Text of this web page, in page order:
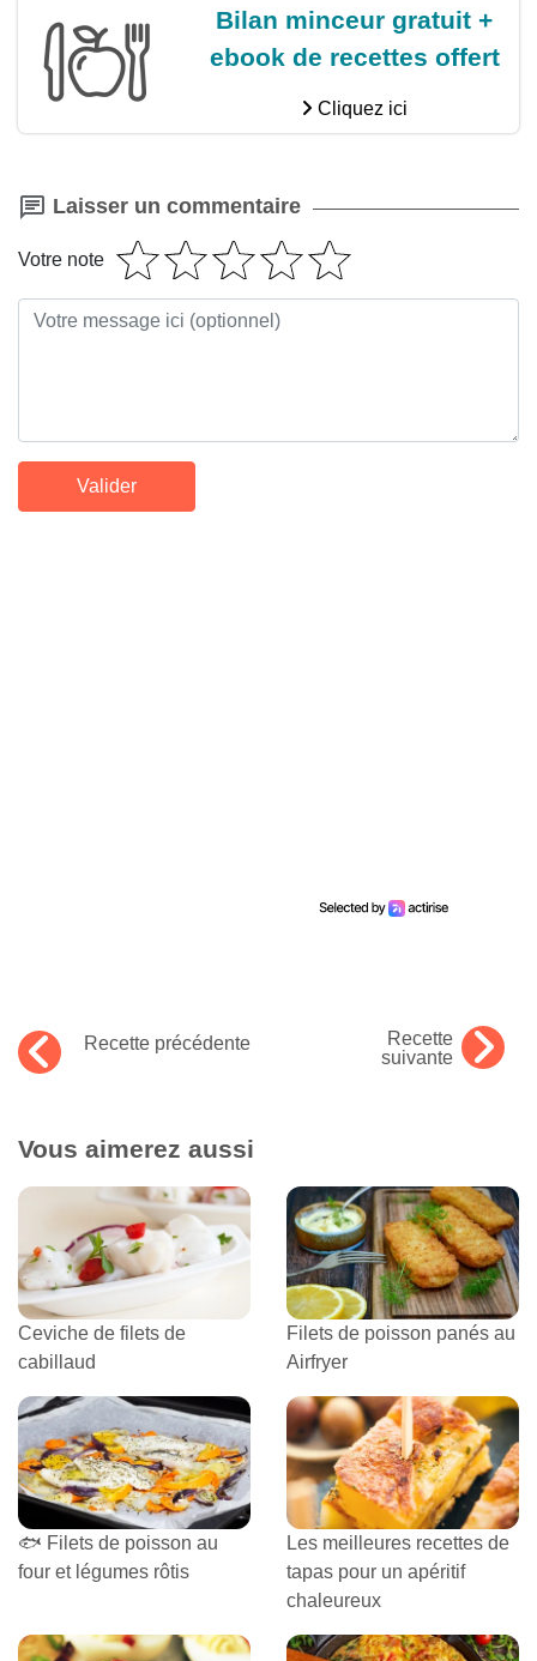
Bilan minceur gratuit +
ebook de recettes offert
Cliquez ici
Laisser un commentaire
Votre note
Recette précédente
Recette
suivante
Vous aimerez aussi
Ceviche de filets de
cabillaud
Filets de poisson panés au
Airfryer
🐟 Filets de poisson au
four et légumes rôtis
Les meilleures recettes de
tapas pour un apéritif
chaleureux